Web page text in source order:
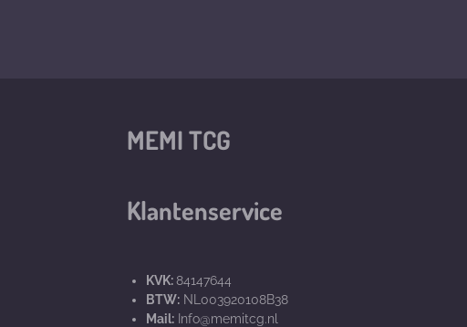
MEMI TCG
Klantenservice
KVK:84147644
BTW: NL003920108B38
Mail: Info@memitcg.nl